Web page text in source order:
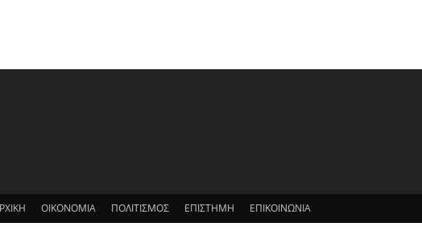
ΟΙΚΟΝΟΜΙΑ ΠΟΛΙΤΙΣΜΟΣ ΕΠΙΣΤΗΜΗ ΕΠΙΚΟΙΝΩΝΙΑ